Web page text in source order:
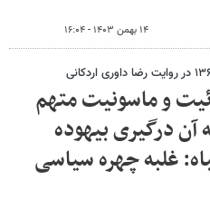
۱۴ بهمن ۱۴۰۳ - ۱۶:۰۴
و ماسونیت متهم
آن درگیری بیهوده
غلبه چهره سیاسی